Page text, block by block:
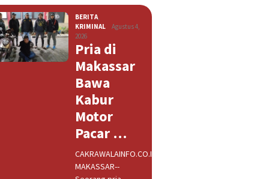
BERITA
KRIMINAL
Agustus 4,
2026
Pria di
Makassar
Bawa
Kabur
Motor
Pacar …
CAKRAWALAINFO.CO.ID,
MAKASSAR--